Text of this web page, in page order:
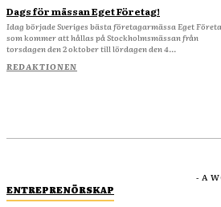
Dags för mässan Eget Företag!
Idag började Sveriges bästa företagarmässa Eget
som kommer att hållas på Stockholmsmässan från
torsdagen den 2 oktober till lördagen den 4...
REDAKTIONEN
ENTREPRENÖRSKAP
- A